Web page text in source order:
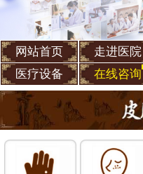
网站首页 走进医院
医疗设备
在线咨询